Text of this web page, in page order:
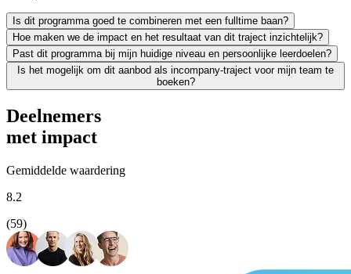
Is dit programma goed te combineren met een fulltime baan?
Zeker. We leiden uitsluitend werkende professionals op en weten
Hoe maken we de impact en het resultaat van dit traject inzichtelijk?
Leren moet leiden tot merkbaar resultaat; voor jezelf én voor je
Past dit programma bij mijn huidige niveau en persoonlijke leerdoelen?
We vinden het essentieel dat je een traject kiest dat écht bij je past
Is het mogelijk om dit aanbod als incompany-traject voor mijn team te
boeken?
Absoluut. Vrijwel al onze trainingen en opleidingen kunnen we
Deelnemers
met impact
Gemiddelde waardering
8.2
(59)